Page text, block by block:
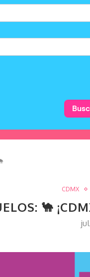
CDMX
🐪